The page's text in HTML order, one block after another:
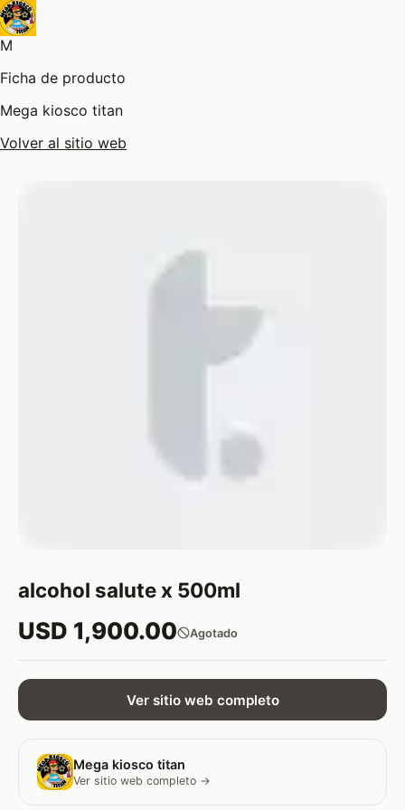
M
Ficha de producto
Mega kiosco titan
Volver al sitio web
alcohol salute x 500ml
USD 1,900.00 Agotado
Ver sitio web completo
Mega kiosco titan
Ver sitio web completo →